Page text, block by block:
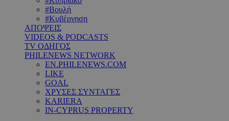
#Βουλή
#Κυβέρνηση
ΑΠΟΨΕΙΣ
VIDEOS & PODCASTS
TV ΟΔΗΓΟΣ
PHILENEWS NETWORK
EN.PHILENEWS.COM
LIKE
GOAL
ΧΡΥΣΕΣ ΣΥΝΤΑΓΕΣ
KARIERA
IN-CYPRUS PROPERTY